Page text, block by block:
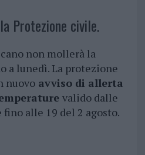
Protezione civile.
non mollerà la
a lunedì. La protezione
nuovoavviso di allerta
valido dalle
alle 19 del 2 agosto.